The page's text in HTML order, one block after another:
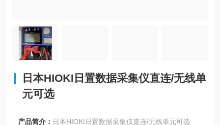
日本HIOKI日置数据采集仪直连/无线单
元可选
产品简介： 日本HIOKI日置数据采集仪直连/无线单元可选